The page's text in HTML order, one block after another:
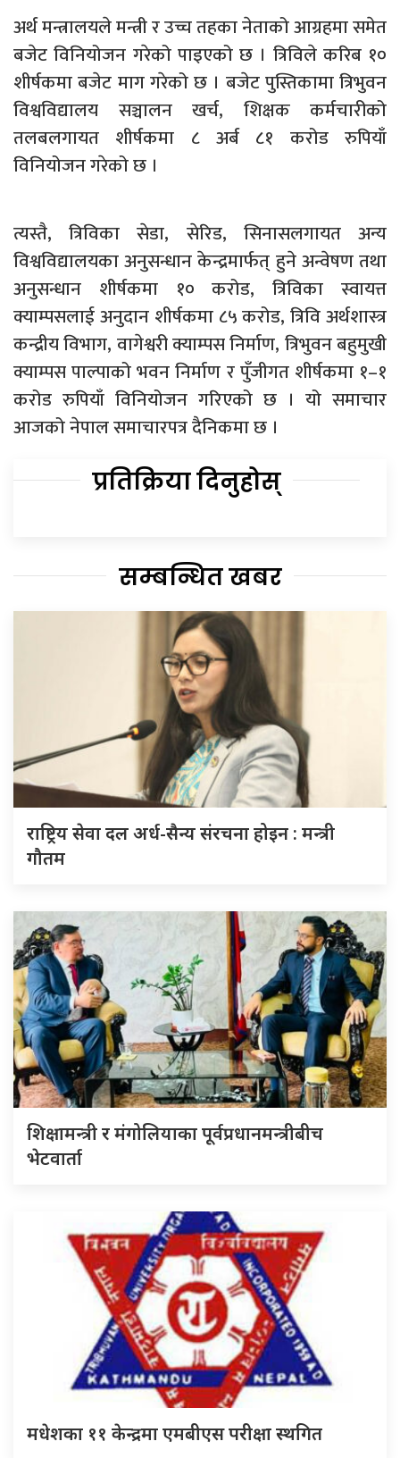
अर्थ मन्त्रालयले मन्त्री र उच्च तहका नेताको आग्रहमा समेत
बजेट विनियोजन गरेको पाइएको छ । त्रिविले करिब १०
शीर्षकमा बजेट माग गरेको छ । बजेट पुस्तिकामा त्रिभुवन
विश्वविद्यालय सञ्चालन खर्च, शिक्षक कर्मचारीको
तलबलगायत शीर्षकमा ८ अर्ब ८१ करोड रुपियाँ
विनियोजन गरेको छ ।
त्यस्तै, त्रिविका सेडा, सेरिड, सिनासलगायत अन्य
विश्वविद्यालयका अनुसन्धान केन्द्रमार्फत् हुने अन्वेषण तथा
अनुसन्धान शीर्षकमा १० करोड, त्रिविका स्वायत्त
क्याम्पसलाई अनुदान शीर्षकमा ८५ करोड, त्रिवि अर्थशास्त्र
कन्द्रीय विभाग, वागेश्वरी क्याम्पस निर्माण, त्रिभुवन बहुमुखी
क्याम्पस पाल्पाको भवन निर्माण र पुँजीगत शीर्षकमा १–१
करोड रुपियाँ विनियोजन गरिएको छ । यो समाचार
आजको नेपाल समाचारपत्र दैनिकमा छ ।
प्रतिक्रिया दिनुहोस्
सम्बन्धित खबर
राष्ट्रिय सेवा दल अर्ध-सैन्य संरचना होइन : मन्त्री
गौतम
शिक्षामन्त्री र मंगोलियाका पूर्वप्रधानमन्त्रीबीच
भेटवार्ता
मधेशका ११ केन्द्रमा एमबीएस परीक्षा स्थगित